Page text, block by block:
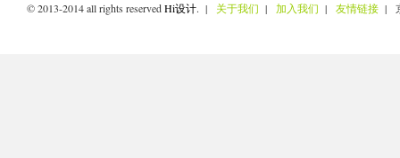
© 2013-2014 all rights reservedHi设计. | 关于我们 | 加入我们 | 友情链接 |